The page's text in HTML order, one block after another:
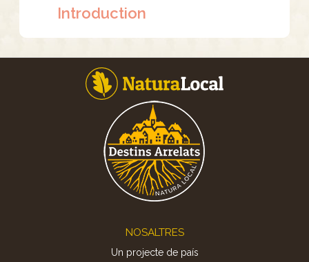
Introduction
NOSALTRES
Un projecte de país